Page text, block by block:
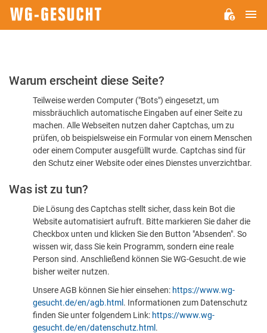
Bitte
dass
sind
Warum erscheint diese Seite?
Teilweise werden Computer ("Bots") eingesetzt, um
missbräuchlich automatische Eingaben auf einer Seite zu
machen. Alle Webseiten nutzen daher Captchas, um zu
prüfen, ob beispielsweise ein Formular von einem Menschen
oder einem Computer ausgefüllt wurde. Captchas sind für
den Schutz einer Website oder eines Dienstes unverzichtbar.
Was ist zu tun?
Die Lösung des Captchas stellt sicher, dass kein Bot die
Website automatisiert aufruft. Bitte markieren Sie daher die
Checkbox unten und klicken Sie den Button "Absenden". So
wissen wir, dass Sie kein Programm, sondern eine reale
Person sind. Anschließend können Sie WG-Gesucht.de wie
bisher weiter nutzen.
Unsere AGB können Sie hier einsehen: https://www.wg-
gesucht.de/en/agb.html . Informationen zum Datenschutz
finden Sie unter folgendem Link: https://www.wg-
gesucht.de/en/datenschutz.html .